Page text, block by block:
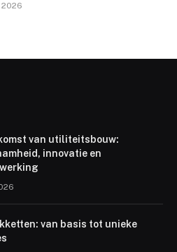
2026
van utiliteitsbouw:
innovatie en
van basis tot unieke